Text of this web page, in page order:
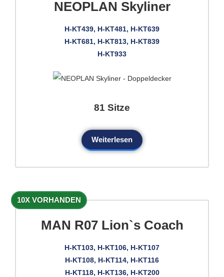
NEOPLAN Skyliner
H-KT439, H-KT481, H-KT639
H-KT681, H-KT813, H-KT839
H-KT933
81 Sitze
Weiterlesen
10X VORHANDEN
MAN R07 Lion`s Coach
H-KT103, H-KT106, H-KT107
H-KT108, H-KT114, H-KT116
H-KT118, H-KT136, H-KT200